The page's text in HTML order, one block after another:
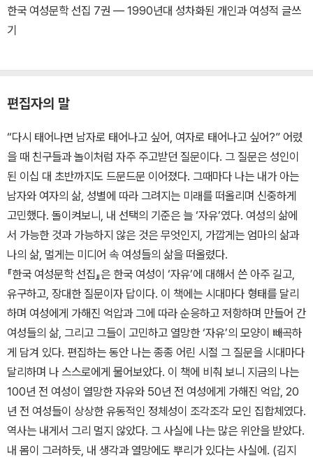
한국 여성문학 선집 7권 ― 1990년대 성차화된 개인과 여성적 글쓰
기
편집자의 말
“다시 태어나면 남자로 태어나고 싶어, 여자로 태어나고 싶어?” 어렸
을 때 친구들과 놀이처럼 자주 주고받던 질문이다. 그 질문은 성인이
된 이십 대 초반까지도 드문드문 이어졌다. 그때마다 나는 내가 아는
남자와 여자의 삶, 성별에 따라 그려지는 미래를 떠올리며 신중하게
고민했다. 돌이켜보니, 내 선택의 기준은 늘 ‘자유’였다. 여성의 삶에
서 가능한 것과 가능하지 않은 것은 무엇인지, 가깝게는 엄마의 삶과
나의 삶, 멀게는 미디어 속 여성들의 삶을 떠올렸다.
『한국 여성문학 선집』은 한국 여성이 ‘자유’에 대해서 쓴 아주 길고,
유구하고, 장대한 질문이자 답이다. 이 책에는 시대마다 형태를 달리
하며 여성에게 가해진 억압과 그에 따라 순응하고 저항하며 만들어 간
여성들의 삶, 그리고 그들이 고민하고 열망한 ‘자유’의 모양이 빼곡하
게 담겨 있다. 편집하는 동안 나는 종종 어린 시절 그 질문을 시대마다
달리하며 나 스스로에게 물어보았다. 이 책에 비춰 보니 지금의 나는
100년 전 여성이 열망한 자유와 50년 전 여성에게 가해진 억압, 20
년 전 여성들이 상상한 유동적인 정체성이 조각조각 모인 집합체였다.
역사는 내게서 그리 멀지 않았다. 그 사실에 나는 많은 위안을 받았다.
내 몸이 그러하듯, 내 생각과 열망에도 뿌리가 있다는 사실에. (김지